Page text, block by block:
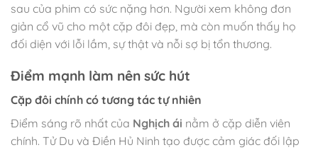
sau của phim có sức nặng hơn. Người xem không đơn
giản cổ vũ cho một cặp đôi đẹp, mà còn muốn thấy họ
đối diện với lỗi lầm, sự thật và nỗi sợ bị tổn thương.
Điểm mạnh làm nên sức hút
Cặp đôi chính có tương tác tự nhiên
Điểm sáng rõ nhất của Nghịch ái nằm ở cặp diễn viên
chính. Tử Du và Điền Hủ Ninh tạo được cảm giác đối lập